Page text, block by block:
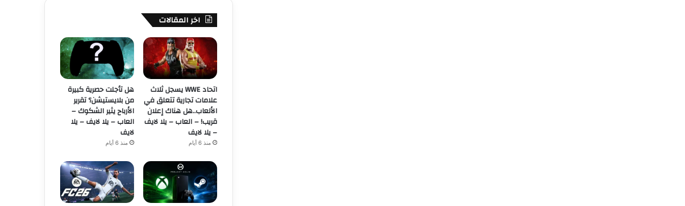
اخر المقالات
اتحاد WWE يسجل ثلاث
علامات تجارية تتعلق في
الألعاب..هل هناك إعلان
قريب! – العاب – يلا لايف
– يلا لايف
منذ 6 أيام
هل تأجلت حصرية كبيرة
من بلايستيشن؟ تقرير
الأرباح يثير الشكوك –
العاب – يلا لايف – يلا
لايف
منذ 6 أيام